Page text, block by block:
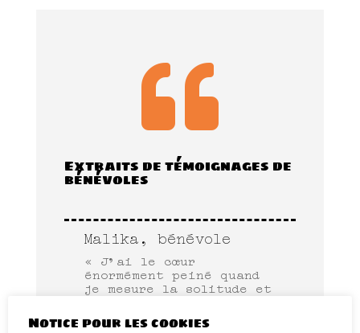

Extraits de témoignages de
bénévoles
Malika, bénévole
« J’ai le cœur
énormément peiné quand
je mesure la solitude et
quand je mesure poids de
discriminations qu’ils
Notice pour les cookies